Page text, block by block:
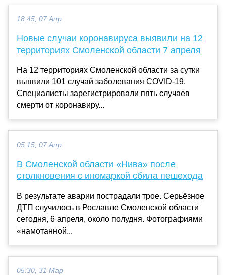
18:45, 07 Апр
Новые случаи коронавируса выявили на 12
территориях Смоленской области 7 апреля
На 12 территориях Смоленской области за сутки
выявили 101 случай заболевания COVID-19.
Специалисты зарегистрировали пять случаев
смерти от коронавиру...
05:15, 07 Апр
В Смоленской области «Нива» после
столкновения с иномаркой сбила пешехода
В результате аварии пострадали трое. Серьёзное
ДТП случилось в Рославле Смоленской области
сегодня, 6 апреля, около полудня. Фотографиями
«намотанной...
05:30, 31 Мар